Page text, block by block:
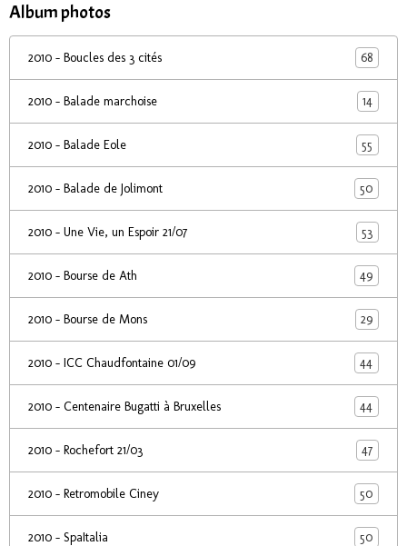
Album photos
2010 - Boucles des 3 cités 68
2010 - Balade marchoise 14
2010 - Balade Eole 55
2010 - Balade de Jolimont 50
2010 - Une Vie, un Espoir 21/07 53
2010 - Bourse de Ath 49
2010 - Bourse de Mons 29
2010 - ICC Chaudfontaine 01/09 44
2010 - Centenaire Bugatti à Bruxelles 44
2010 - Rochefort 21/03 47
2010 - Retromobile Ciney 50
2010 - SpaItalia 50